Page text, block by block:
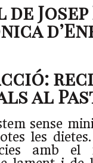
al
sense
les
amb el